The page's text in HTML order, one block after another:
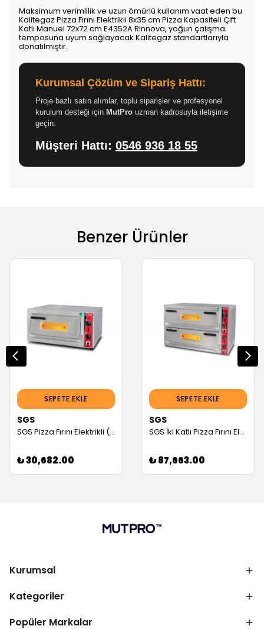
Maksimum verimlilik ve uzun ömürlü kullanım vaat eden bu
Kalitegaz Pizza Fırını Elektrikli 8x35 cm Pizza Kapasiteli Çift
Katlı Manuel 72x72 cm E4352A Rinnova, yoğun çalışma
temposuna uyum sağlayacak Kalitegaz standartlarıyla
donatılmıştır.
Kurumsal Çözüm ve Sipariş Hattı:
Proje bazlı satın alımlar, toplu siparişler ve profesyonel
kurulum desteği için MutPro uzman kadrosuyla iletişime
geçin:
Müşteri Hattı: 0546 936 18 55
Benzer Ürünler
SEPETE EKLE
SGS
SGS Pizza Fırını Elektrikli (1 Pizza Ø 40 cm) (Servis Garantili)
₺ 30,682.00
SEPETE EKLE
SGS
SGS İki Katlı Pizza Fırını Elektrikli (6+6 Pizza Ø 30 Cm) (Servis Garantili)
₺ 87,663.00
Kurumsal
Kategoriler
Popüler Markalar